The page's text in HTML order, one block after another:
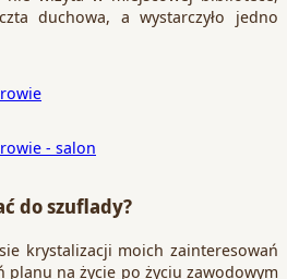
duchowa, a wystarczyło jedno
do szuflady?
krystalizacji moich zainteresowań
planu na życie po życiu zawodowym